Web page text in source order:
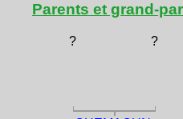
Parents et grand-
? ?